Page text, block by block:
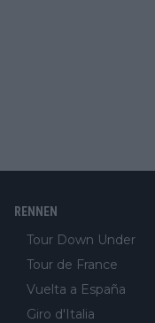
RENNEN
Tour Down Under
Tour de France
Vuelta a España
Giro d'Italia